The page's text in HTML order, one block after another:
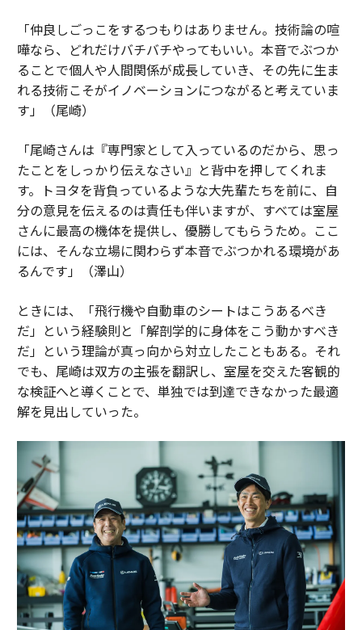
「仲良しごっこをするつもりはありません。技術論の喧
嘩なら、どれだけバチバチやってもいい。本音でぶつか
ることで個人や人間関係が成長していき、その先に生ま
れる技術こそがイノベーションにつながると考えていま
す」（尾崎）
「尾崎さんは『専門家として入っているのだから、思っ
たことをしっかり伝えなさい』と背中を押してくれま
す。トヨタを背負っているような大先輩たちを前に、自
分の意見を伝えるのは責任も伴いますが、すべては室屋
さんに最高の機体を提供し、優勝してもらうため。ここ
には、そんな立場に関わらず本音でぶつかれる環境があ
るんです」（澤山）
ときには、「飛行機や自動車のシートはこうあるべき
だ」という経験則と「解剖学的に身体をこう動かすべき
だ」という理論が真っ向から対立したこともある。それ
でも、尾崎は双方の主張を翻訳し、室屋を交えた客観的
な検証へと導くことで、単独では到達できなかった最適
解を見出していった。